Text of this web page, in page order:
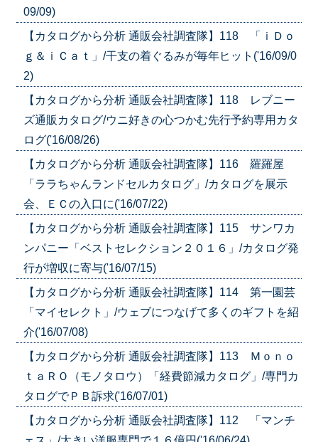
09/09)
【カタログから分析 通販会社調査隊】118 「ｉＤｏ
ｇ＆ｉＣａｔ」/干支の着ぐるみが毎年ヒット('16/09/0
2)
【カタログから分析 通販会社調査隊】118 レブニー
ズ通販カタログ/ウニ好きの心つかむ先行予約専用カタ
ログ('16/08/26)
【カタログから分析 通販会社調査隊】116 羅羅屋
「ララちゃんランドセルカタログ」/カタログを展示
会、ＥＣの入口に('16/07/22)
【カタログから分析 通販会社調査隊】115 サンワカ
ンパニー「ベストセレクション２０１６」/カタログ発
行が増収に寄与('16/07/15)
【カタログから分析 通販会社調査隊】114 第一園芸
「マイセレクト」/ウェブにつなげて多くのギフトを紹
介('16/07/08)
【カタログから分析 通販会社調査隊】113 Ｍｏｎｏ
ｔａＲＯ（モノタロウ）「経費節減カタログ」/専門カ
タログでＰＢ訴求('16/07/01)
【カタログから分析 通販会社調査隊】112 「マンチ